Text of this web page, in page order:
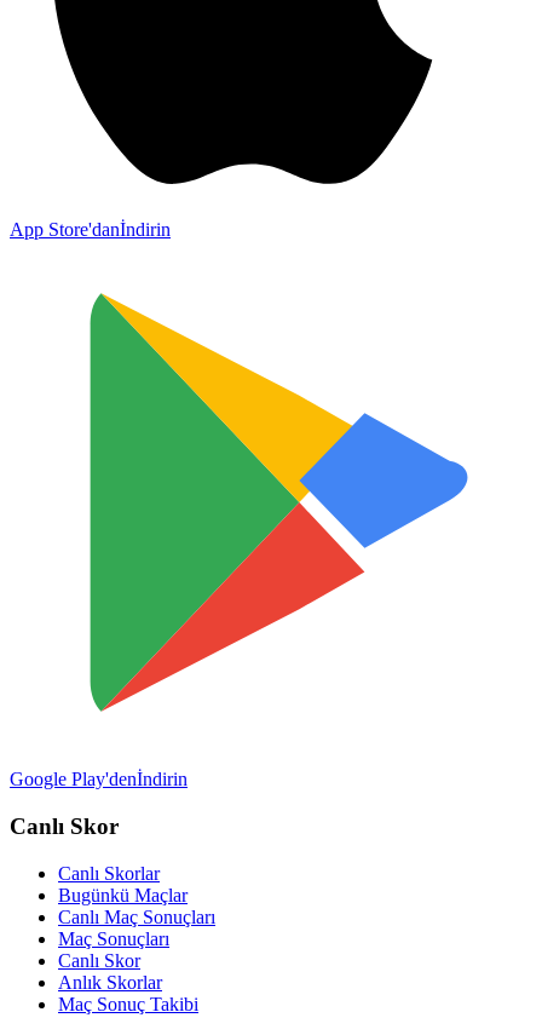
App Store'danİndirin
Google Play'denİndirin
Canlı Skor
Canlı Skorlar
Bugünkü Maçlar
Canlı Maç Sonuçları
Maç Sonuçları
Canlı Skor
Anlık Skorlar
Maç Sonuç Takibi